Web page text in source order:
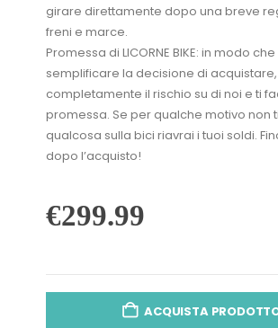
girare direttamente dopo una breve
freni e marce.
Promessa di LICORNE BIKE: in modo
semplificare la decisione di
completamente il rischio su di noi e ti
promessa. Se per qualche motivo non
qualcosa sulla bici riavrai i tuoi soldi.
dopo l’acquisto!
€299.99
ACQUISTA